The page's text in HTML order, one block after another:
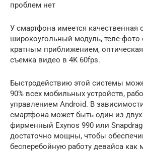
проблем нет
У смартфона имеется качественная
широкоугольный модуль, теле-фото
кратным приближением,
съемка видео в 4K 60fps.
Быстродействию этой системы
90% всех мобильных устройств,
управлением Android. В
смартфона может быть один из
фирменный Exynos 990 или
достаточно мощны, чтобы
бесперебойную работу девайса